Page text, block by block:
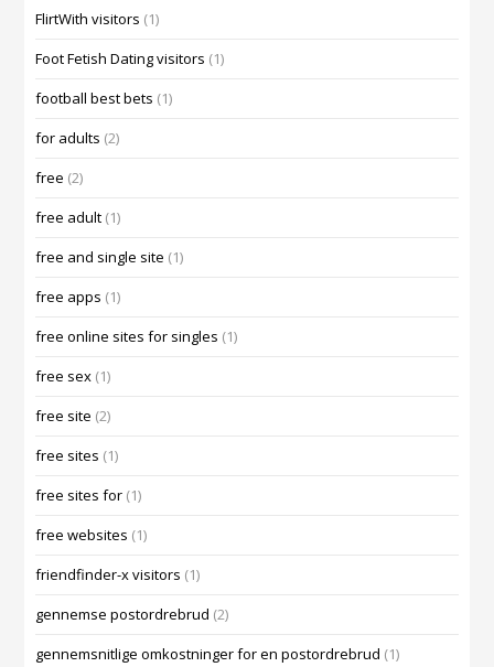
FlirtWith visitors (1)
Foot Fetish Dating visitors (1)
football best bets (1)
for adults (2)
free (2)
free adult (1)
free and single site (1)
free apps (1)
free online sites for singles (1)
free sex (1)
free site (2)
free sites (1)
free sites for (1)
free websites (1)
friendfinder-x visitors (1)
gennemse postordrebrud (2)
gennemsnitlige omkostninger for en postordrebrud (1)